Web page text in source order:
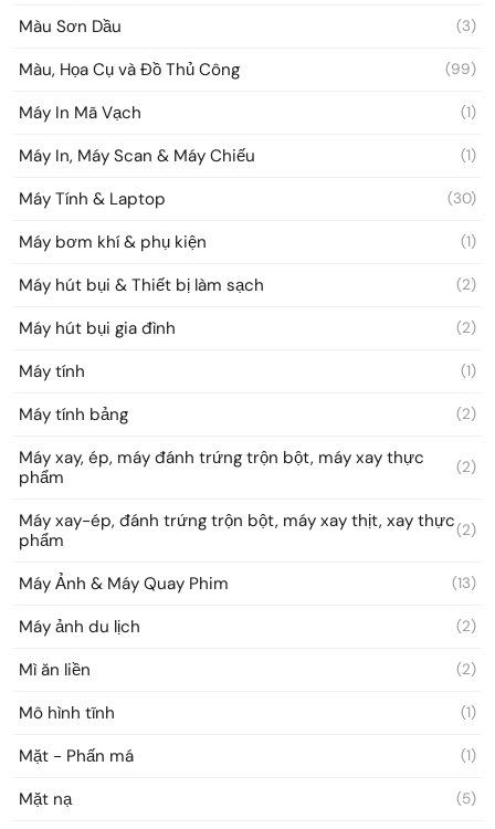
Màu Sơn Dầu (3)
Màu, Họa Cụ và Đồ Thủ Công (99)
Máy In Mã Vạch (1)
Máy In, Máy Scan & Máy Chiếu (1)
Máy Tính & Laptop (30)
Máy bơm khí & phụ kiện (1)
Máy hút bụi & Thiết bị làm sạch (2)
Máy hút bụi gia đình (2)
Máy tính (1)
Máy tính bảng (2)
Máy xay, ép, máy đánh trứng trộn bột, máy xay thực
phẩm
(2)
Máy xay-ép, đánh trứng trộn bột, máy xay thịt, xay thực
phẩm
(2)
Máy Ảnh & Máy Quay Phim (13)
Máy ảnh du lịch (2)
Mì ăn liền (2)
Mô hình tĩnh (1)
Mặt - Phấn má (1)
Mặt nạ (5)